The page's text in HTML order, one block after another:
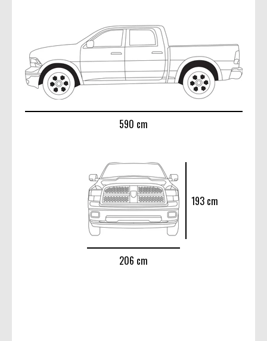
590 cm
206 cm
193 cm